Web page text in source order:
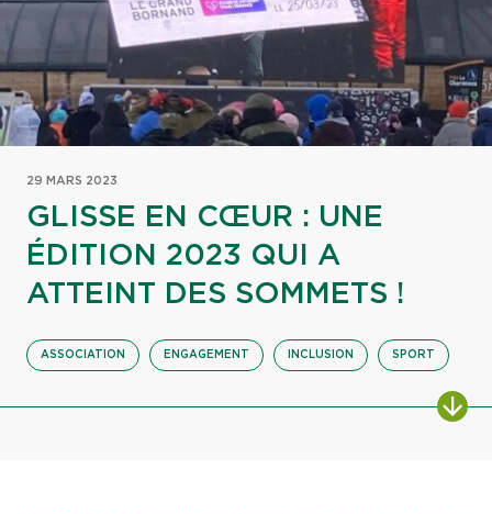
29 MARS 2023
GLISSE EN CŒUR : UNE
ÉDITION 2023 QUI A
ATTEINT DES SOMMETS !
ASSOCIATION ENGAGEMENT INCLUSION SPORT